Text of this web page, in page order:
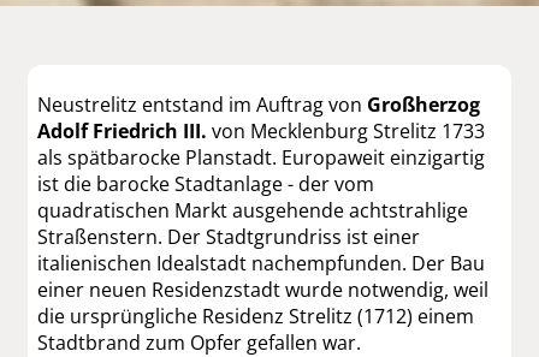
Neustrelitz entstand im Auftrag von Großherzog
Adolf Friedrich III. von Mecklenburg Strelitz 1733
als spätbarocke Planstadt. Europaweit einzigartig
ist die barocke Stadtanlage - der vom
quadratischen Markt ausgehende achtstrahlige
Straßenstern. Der Stadtgrundriss ist einer
italienischen Idealstadt nachempfunden. Der Bau
einer neuen Residenzstadt wurde notwendig, weil
die ursprüngliche Residenz Strelitz (1712) einem
Stadtbrand zum Opfer gefallen war.